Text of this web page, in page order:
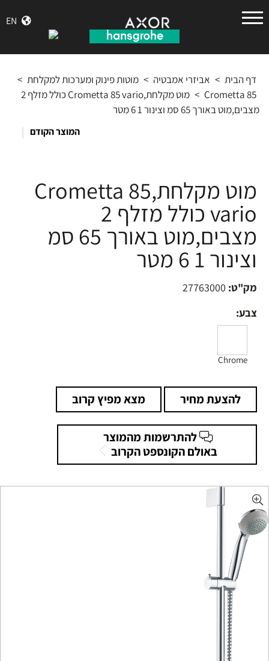
EN
גרואה
דף הבית > אביזרי אמבטיה > מוטות פינוק ומערכות למקלחת >
Crometta 85
>
מוט מקלחת,Crometta 85 vario כולל מזלף 2
מצבים,מוט באורך 65 סמ וצינור 1 6 מטר
המוצר הקודם |
מוט מקלחת,Crometta 85
vario כולל מזלף 2
מצבים,מוט באורך 65 סמ
וצינור 1 6 מטר
מק"ט: 27763000
צבע:
Chrome
להצעת מחיר מצא מפיץ קרוב
להתרשמות מהמוצר
באולם הקונספט הקרוב